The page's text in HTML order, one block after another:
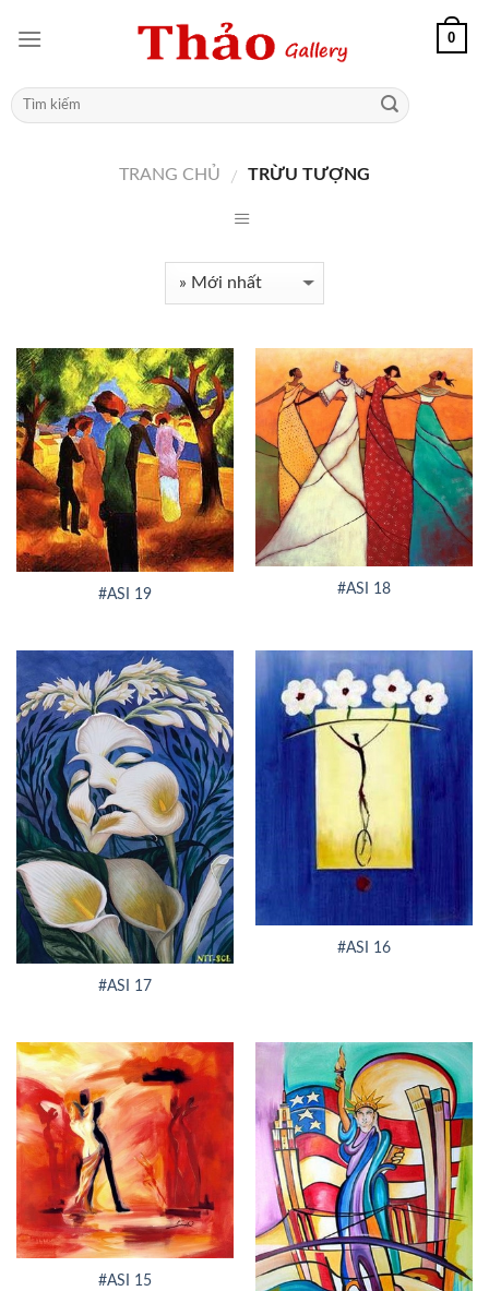
0
TRANG CHỦ / TRỪU TƯỢNG
#ASI 19 #ASI 18
#ASI 17
#ASI 16
#ASI 15